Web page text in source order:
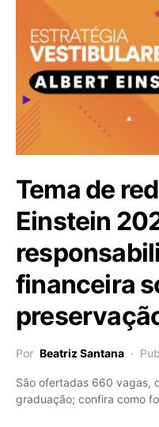
Tema de
Einstein
financeira
Por Beatriz Santana
São ofertadas 660 vagas,
graduação; confira como